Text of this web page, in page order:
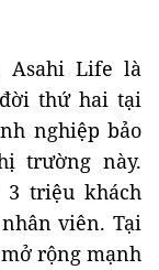
Asahi Life là
thứ hai tại
nghiệp bảo
trường này.
triệu khách
viên. Tại
rộng mạnh